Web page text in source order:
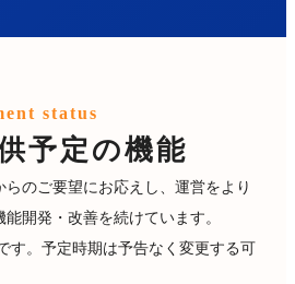
status
予定の機能
のご要望にお応えし、運営をより
開発・改善を続けています。
す。予定時期は予告なく変更する可